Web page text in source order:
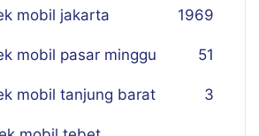
69
mobil jakarta 19
mobil pasar minggu 51
mobil tanjung barat 3